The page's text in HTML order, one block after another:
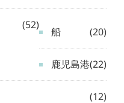
(52)
船 (20)
鹿児島港(22)
(12)